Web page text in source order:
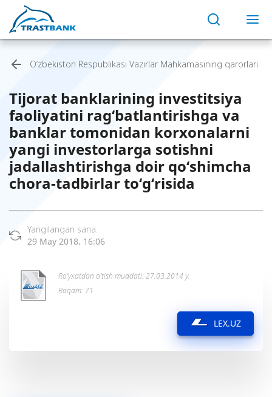
O‘zbekiston Respublikasi Vazirlar Mahkamasining qarorlari
Tijorat banklarining investitsiya
faoliyatini rag‘batlantirishga va
banklar tomonidan korxonalarni
yangi investorlarga sotishni
jadallashtirishga doir qo‘shimcha
chora-tadbirlar to‘g‘risida
Yangilangan sana:
29 May 2018, 16:06
Ro’yxatdan o’tish muddati: 27.03.2014 y.
Raqam: 71
LEX.UZ